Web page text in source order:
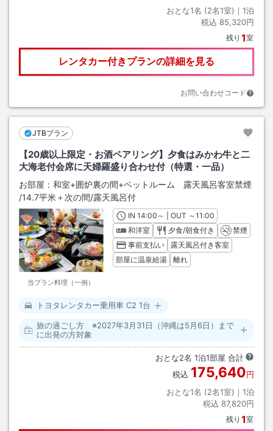
おとな1名 (2名1室)｜ 1泊
税込 85,320円
残り 1室
レンタカー付きプランの詳細を見る
お問い合わせコード
JTBプラン
【20歳以上限定・お酒ペアリング】夕食はみかわ牛と二
大海老付会席に天婦羅盛り合わせ付（特選・一品）
お部屋： 和室+囲炉裏の間+ベットルーム 露天風呂客室禁煙
/14.7平米＋次の間/露天風呂付
当プラン料理（一例）
INチェックイン
14:00 ～ | OUT チェックアウト
～11:00
和洋室
夕食/朝食付き
禁煙
事前支払い
露天風呂付き客室
部屋に温泉給湯
離れ
トヨタレンタカー乗用車 C2 1台
旅の過ごし方 ※2027年3月31日（沖縄は5月6日）まで
に出発の方対象
おとな2名 1泊1部屋 合計
税込 175,640円
おとな1名 (2名1室)｜ 1泊
税込 87,820円
残り 1室